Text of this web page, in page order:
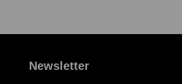
Newsletter